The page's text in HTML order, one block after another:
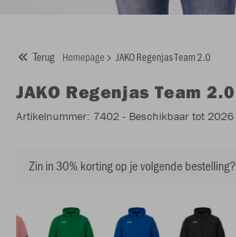
Terug Homepage JAKO Regenjas Team 2.0
JAKO Regenjas Team 2.0
Artikelnummer: 7402 - Beschikbaar tot 2026
Zin in 30% korting op je volgende bestelling?